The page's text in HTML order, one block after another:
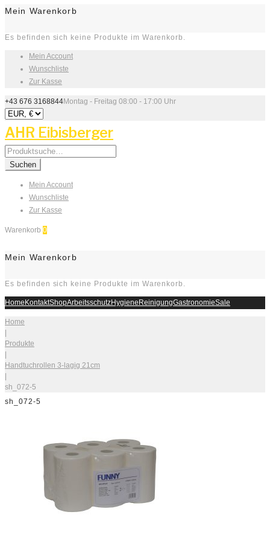
Mein Warenkorb
Es befinden sich keine Produkte im Warenkorb.
Mein Account
Wunschliste
Zur Kasse
+43 676 3168844Montag - Freitag 08:00 - 17:00 Uhr
AHR Eibisberger
Search
for:
Suchen
Mein Account
Wunschliste
Zur Kasse
Warenkorb 0
Mein Warenkorb
Es befinden sich keine Produkte im Warenkorb.
HomeKontaktShopArbeitsschutzHygieneReinigungGastronomieSale
Home
|
Produkte
|
Handtuchrollen 3-lagig 21cm
|
sh_072-5
sh_072-5